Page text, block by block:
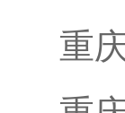
重